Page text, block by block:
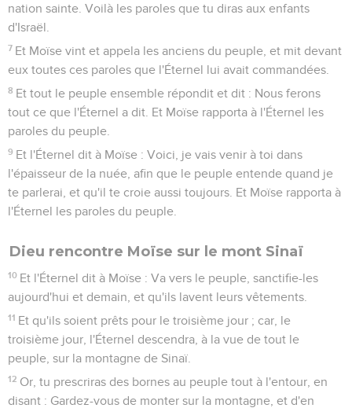
nation sainte. Voilà les paroles que tu diras aux enfants
d'Israël.
7 Et Moïse vint et appela les anciens du peuple, et mit devant
eux toutes ces paroles que l'Éternel lui avait commandées.
8 Et tout le peuple ensemble répondit et dit : Nous ferons
tout ce que l'Éternel a dit. Et Moïse rapporta à l'Éternel les
paroles du peuple.
9 Et l'Éternel dit à Moïse : Voici, je vais venir à toi dans
l'épaisseur de la nuée, afin que le peuple entende quand je
te parlerai, et qu'il te croie aussi toujours. Et Moïse rapporta à
l'Éternel les paroles du peuple.
Dieu rencontre Moïse sur le mont Sinaï
10 Et l'Éternel dit à Moïse : Va vers le peuple, sanctifie-les
aujourd'hui et demain, et qu'ils lavent leurs vêtements.
11 Et qu'ils soient prêts pour le troisième jour ; car, le
troisième jour, l'Éternel descendra, à la vue de tout le
peuple, sur la montagne de Sinaï.
12 Or, tu prescriras des bornes au peuple tout à l'entour, en
disant : Gardez-vous de monter sur la montagne, et d'en